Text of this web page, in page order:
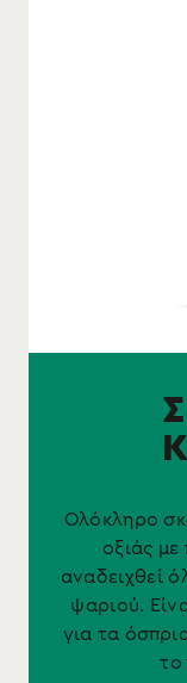
Ολόκληρο
οξιάς
αναδειχθεί
ψαριού.
για τα
το